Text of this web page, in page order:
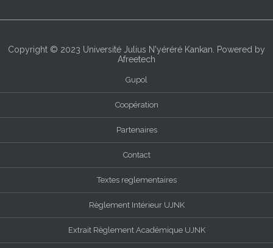
Gupol
Coopération
Partenaires
Contact
Textes reglementaires
Règlement Intérieur UJNK
Extrait Règlement Académique UJNK
Copyright © 2023 Université Julius N'yéréré Kankan . Powered by
Afreetech